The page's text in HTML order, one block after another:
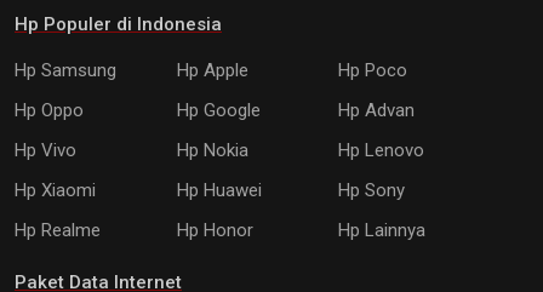
Hp Populer di Indonesia
Hp Samsung Hp Apple
Hp Poco
Hp Oppo
Hp Google
Hp Advan
Hp Vivo
Hp Nokia
Hp Lenovo
Hp Xiaomi
Hp Huawei
Hp Sony
Hp Realme
Hp Honor Hp Lainnya
Paket Data Internet